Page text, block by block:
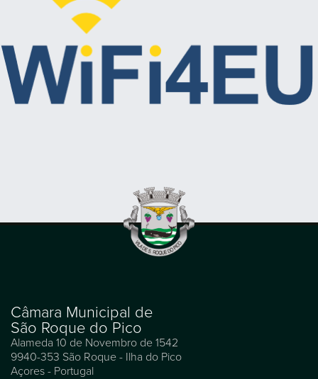
Câmara Municipal de
São Roque do Pico
Alameda 10 de Novembro de 1542
9940-353 São Roque - Ilha do Pico
Açores - Portugal